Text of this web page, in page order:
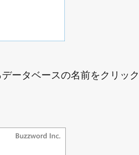
ータベースの名前をクリッ